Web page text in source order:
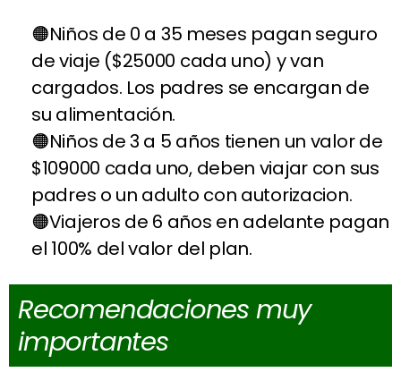
Niños de 0 a 35 meses pagan seguro
de viaje ($25000 cada uno) y van
cargados. Los padres se encargan de
su alimentación.
Niños de 3 a 5 años tienen un valor de
$109000 cada uno, deben viajar con sus
padres o un adulto con autorizacion.
Viajeros de 6 años en adelante pagan
el 100% del valor del plan.
Recomendaciones muy
importantes